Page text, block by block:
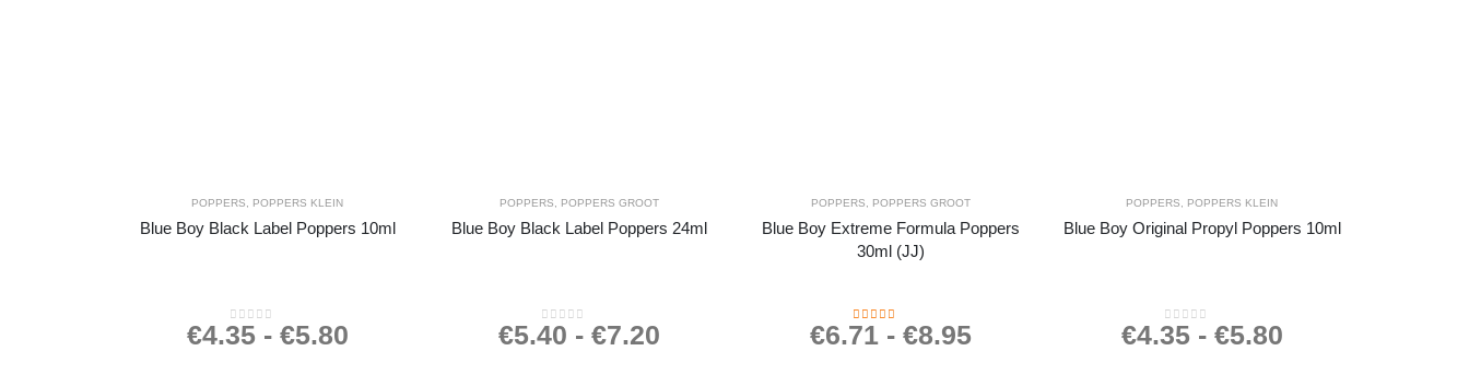
POPPERS POPPERS KLEIN
Blue Boy Black Label Poppers 10ml
0out of 5
€4.35- €5.80
POPPERS POPPERS GROOT
Blue Boy Black Label Poppers 24ml
0 out of 5
€5.40 - €7.20
POPPERS POPPERS GROOT
Blue Boy Extreme Formula Poppers
30ml (JJ)
4.27 out of 5
€6.71- €8.95
POPPERS POPPERS KLEIN
Blue Boy Original Propyl Poppers 10ml
0out of 5
€4.35- €5.80